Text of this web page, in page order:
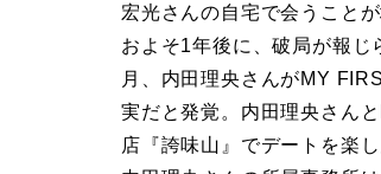
宏光さんの自宅で会うこと
およそ1年後に、破局が報
月、内田理央さんがMY
実だと発覚。内田理央さん
店『誇味山』でデートを楽